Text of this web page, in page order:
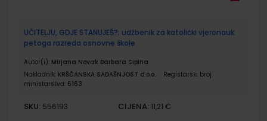
UČITELJU, GDJE STANUJEŠ?; udžbenik za katolički vjeronauk
petoga razreda osnovne škole
Autor(i): Mirjana Novak Barbara Sipina
Nakladnik: KRŠĆANSKA SADAŠNJOST d.o.o.
Registarski broj
ministarstva: 6163
SKU: 556193 CIJENA: 11,21 €